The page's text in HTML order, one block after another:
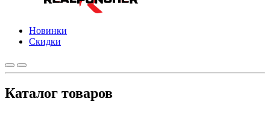
Новинки
Скидки
Каталог товаров